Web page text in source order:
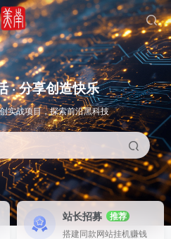
SOFT教程
· 分享创造快乐
实战项目，探索前沿黑科技
站长招募
推荐
搭建同款网站挂机赚钱